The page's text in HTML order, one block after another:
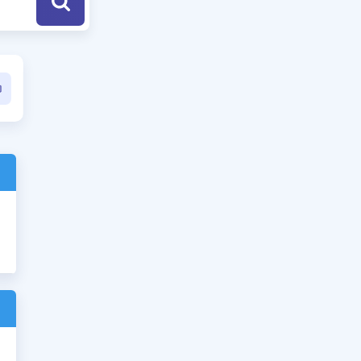
İlgili Haberler